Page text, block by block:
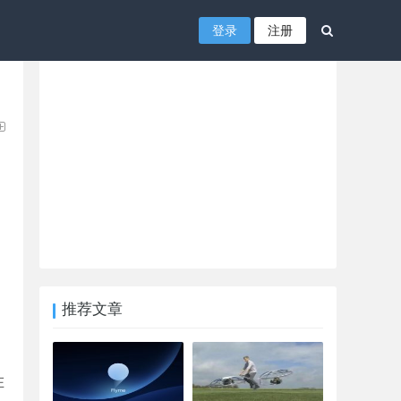
登录 注册
推荐文章